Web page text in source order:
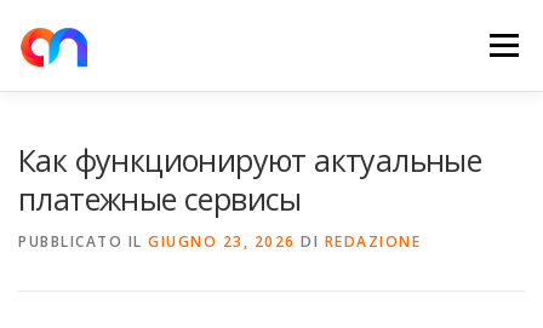
contenuto
Menu
Как функционируют актуальные
платежные сервисы
PUBBLICATO IL GIUGNO 23, 2026 DI REDAZIONE